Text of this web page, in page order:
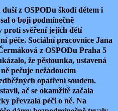
z OSPODu škodí dětem i
o boji podmínečně
proti svěření jejích dětí
péče. Sociální pracovnice Jana
z OSPODu Praha 5
že pěstounka, ustavená
pečuje nežádoucím
opatření soudem.
ač se okamžitě začala
převzala péči o ně. Na